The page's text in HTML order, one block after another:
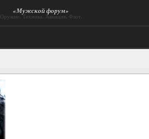
«Мужской форум»
Оружие. Техника. Авиация. Флот.